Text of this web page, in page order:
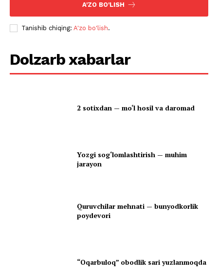
A'ZO BO'LISH
Tanishib chiqing: A'zo bo'lish.
Dolzarb xabarlar
2 sotixdan — mo‘l hosil va daromad
Yozgi sog‘lomlashtirish — muhim
jarayon
Quruvchilar mehnati — bunyodkorlik
poydevori
“Oqarbuloq” obodlik sari yuzlanmoqda